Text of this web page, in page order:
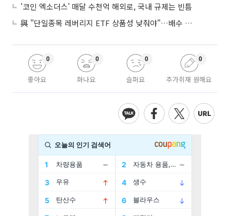
'코인 엑소더스' 매달 수천억 해외로, 국내 규제는 빈틈
與 "단일종목 레버리지 ETF 상품성 낮춰야"…배수 조정안도 거론
좋아요
0
화나요
0
슬퍼요
0
추가취재 원해요
0